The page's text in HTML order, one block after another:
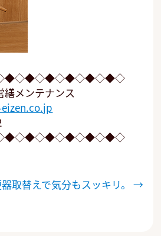
繕メンテナンス
取替えで気分もスッキリ。 →